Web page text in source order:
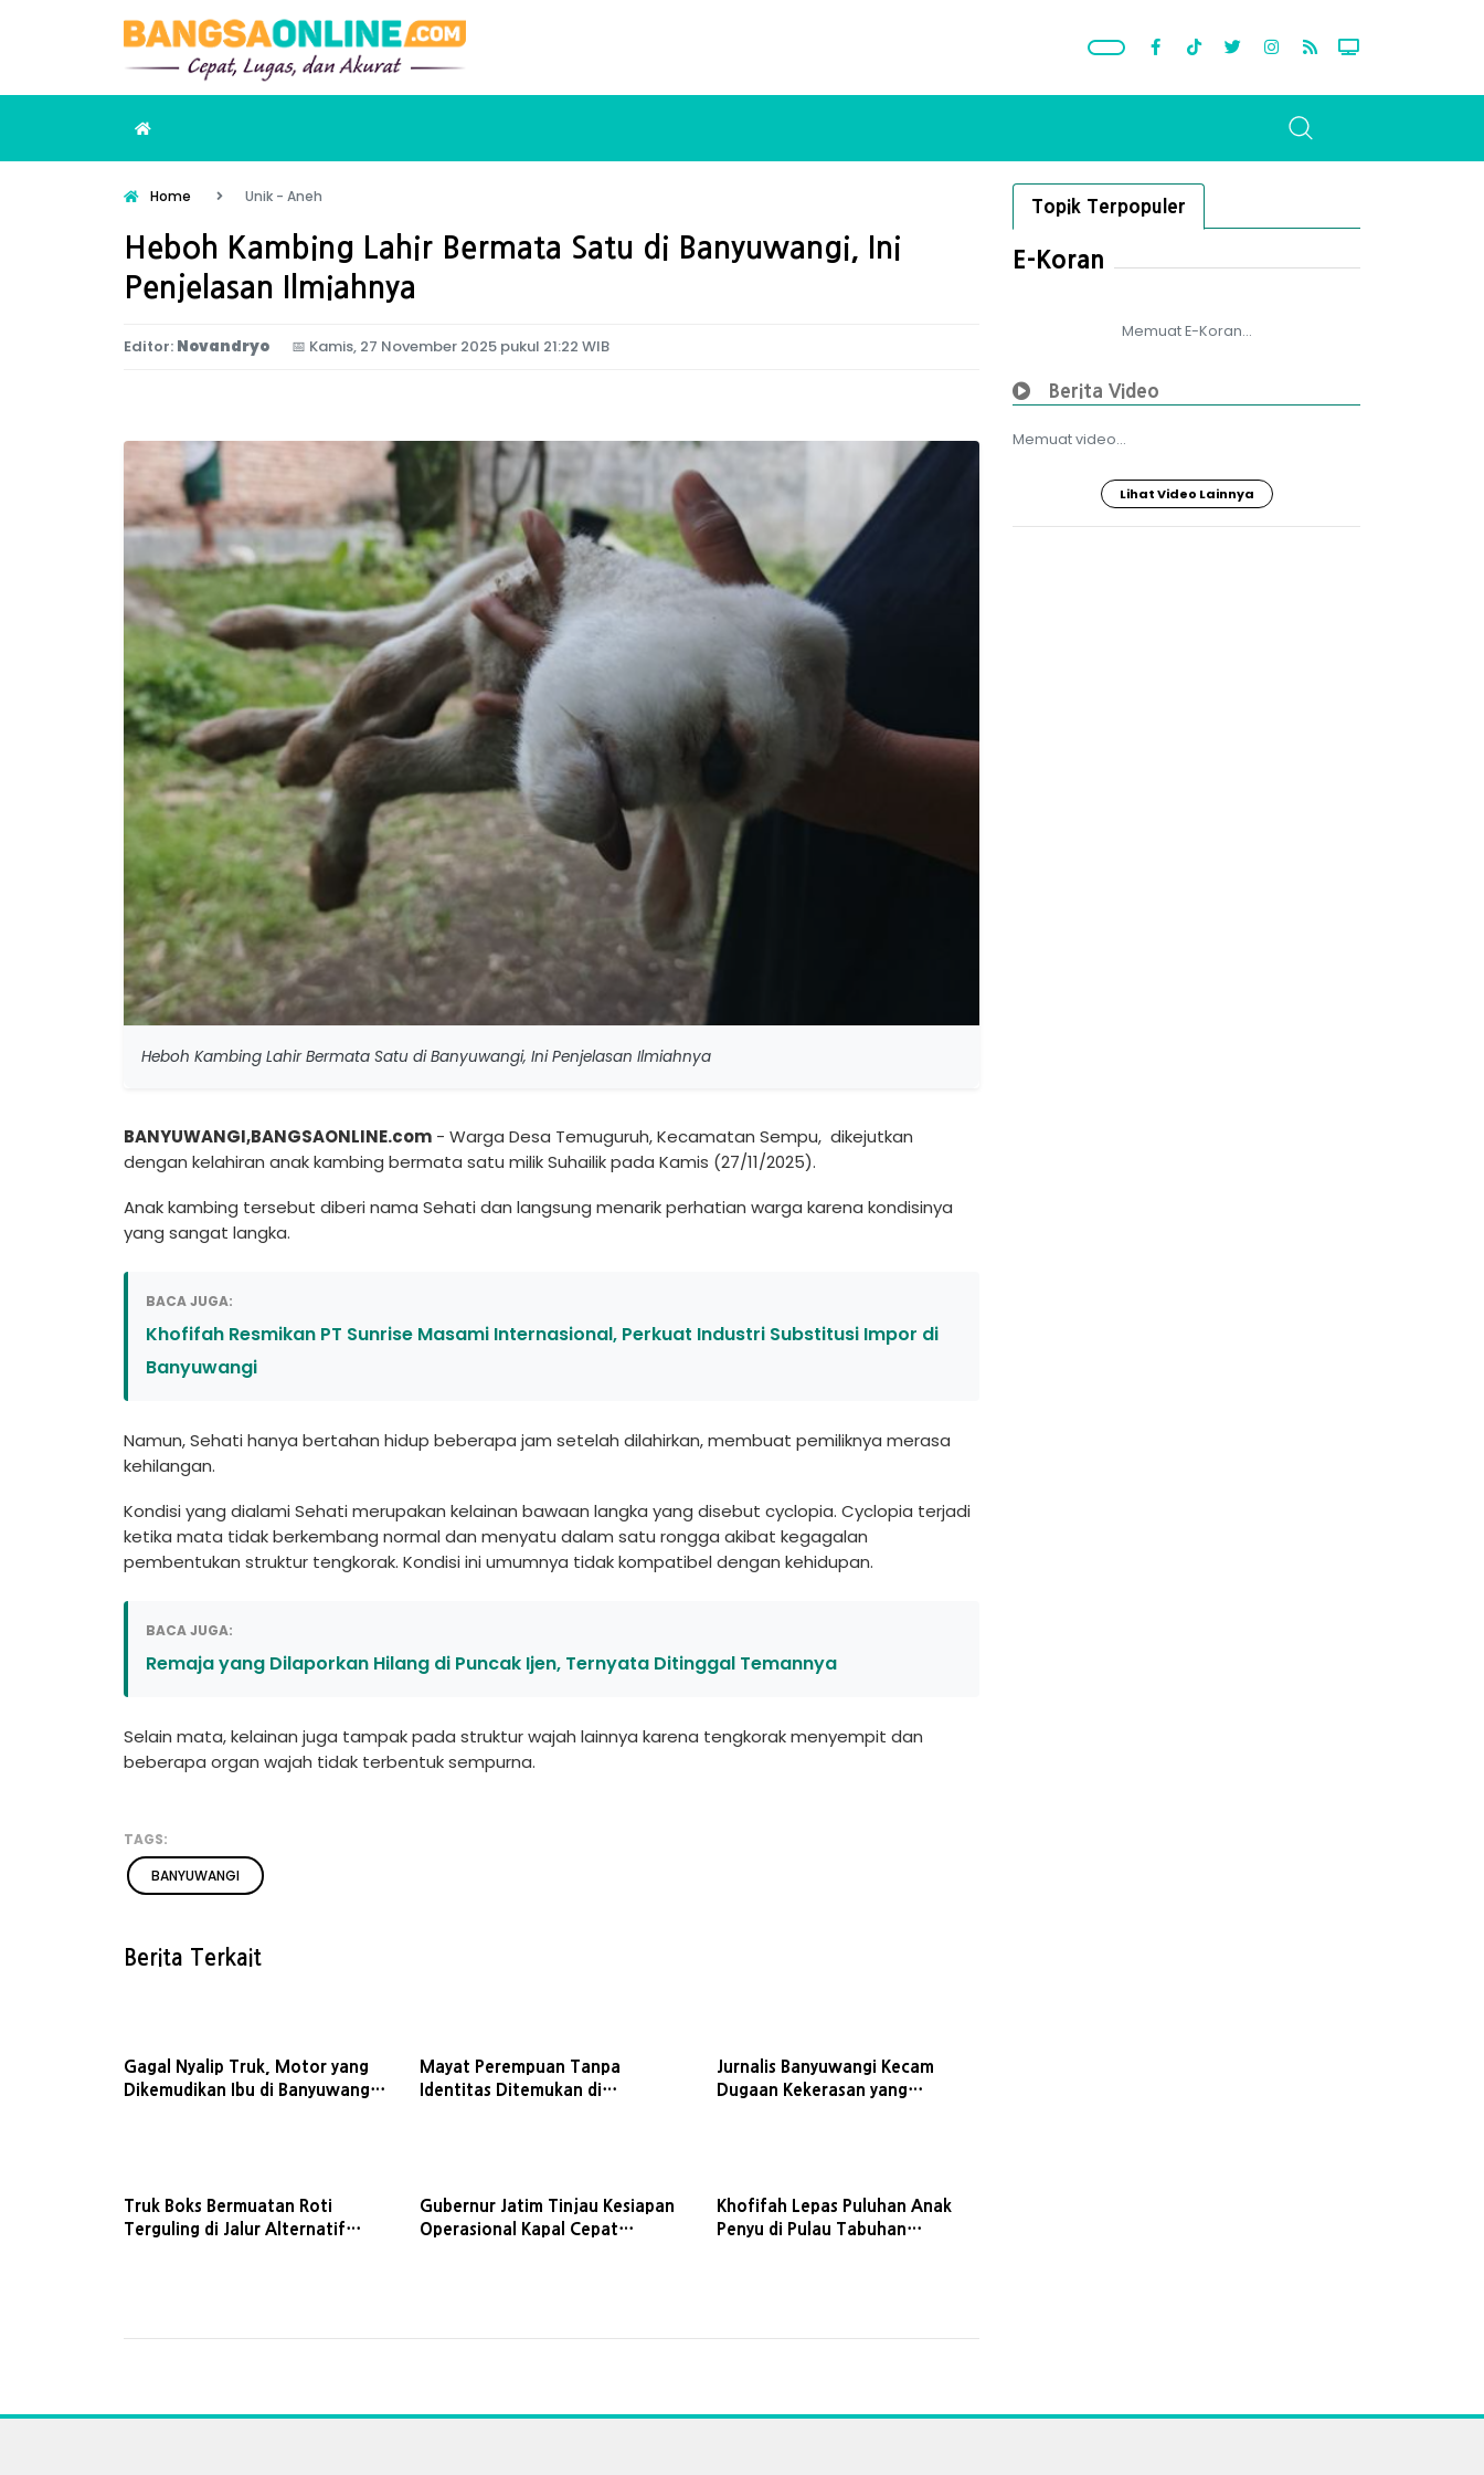
Home Unik - Aneh
Heboh Kambing Lahir Bermata Satu di Banyuwangi, Ini
Penjelasan Ilmiahnya
Editor: Novandryo 📅 Kamis, 27 November 2025 pukul 21:22 WIB
Heboh Kambing Lahir Bermata Satu di Banyuwangi, Ini Penjelasan Ilmiahnya
BANYUWANGI,BANGSAONLINE.com - Warga Desa Temuguruh, Kecamatan Sempu, dikejutkan
dengan kelahiran anak kambing bermata satu milik Suhailik pada Kamis (27/11/2025).
Anak kambing tersebut diberi nama Sehati dan langsung menarik perhatian warga karena kondisinya
yang sangat langka.
BACA JUGA:
Khofifah Resmikan PT Sunrise Masami Internasional, Perkuat Industri Substitusi Impor di
Banyuwangi
Namun, Sehati hanya bertahan hidup beberapa jam setelah dilahirkan, membuat pemiliknya merasa
kehilangan.
Kondisi yang dialami Sehati merupakan kelainan bawaan langka yang disebut cyclopia. Cyclopia terjadi
ketika mata tidak berkembang normal dan menyatu dalam satu rongga akibat kegagalan
pembentukan struktur tengkorak. Kondisi ini umumnya tidak kompatibel dengan kehidupan.
BACA JUGA:
Remaja yang Dilaporkan Hilang di Puncak Ijen, Ternyata Ditinggal Temannya
Selain mata, kelainan juga tampak pada struktur wajah lainnya karena tengkorak menyempit dan
beberapa organ wajah tidak terbentuk sempurna.
TAGS:
BANYUWANGI
Berita Terkait
Gagal Nyalip Truk, Motor yang
Dikemudikan Ibu di Banyuwangi
Mayat Perempuan Tanpa
Identitas Ditemukan di
Jurnalis Banyuwangi Kecam
Dugaan Kekerasan yang
Truk Boks Bermuatan Roti
Terguling di Jalur Alternatif
Gubernur Jatim Tinjau Kesiapan
Operasional Kapal Cepat
Khofifah Lepas Puluhan Anak
Penyu di Pulau Tabuhan
Topik Terpopuler
E-Koran
Memuat E-Koran...
Berita Video
Memuat video...
Lihat Video Lainnya